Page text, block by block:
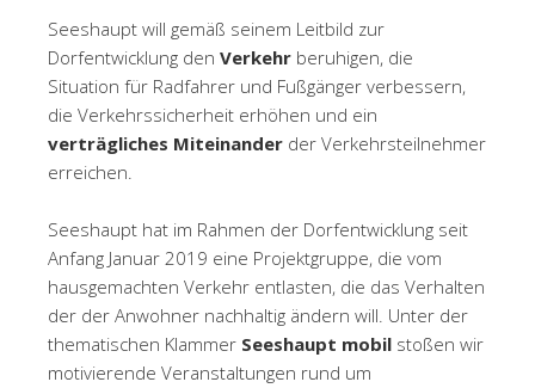
Seeshaupt will gemäß seinem Leitbild zur
Dorfentwicklung den Verkehr beruhigen, die
Situation für Radfahrer und Fußgänger verbessern,
die Verkehrssicherheit erhöhen und ein
verträgliches Miteinander der Verkehrsteilnehmer
erreichen.
Seeshaupt hat im Rahmen der Dorfentwicklung seit
Anfang Januar 2019 eine Projektgruppe, die vom
hausgemachten Verkehr entlasten, die das Verhalten
der der Anwohner nachhaltig ändern will. Unter der
thematischen Klammer Seeshaupt mobil stoßen wir
motivierende Veranstaltungen rund um